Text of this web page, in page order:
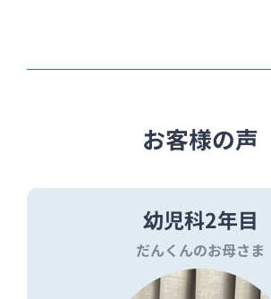
お客様の声
幼児科2年目
だんくんのお母さま